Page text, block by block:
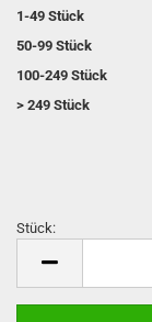
1-49 Stück
50-99 Stück
100-249 Stück
> 249 Stück
Stück: